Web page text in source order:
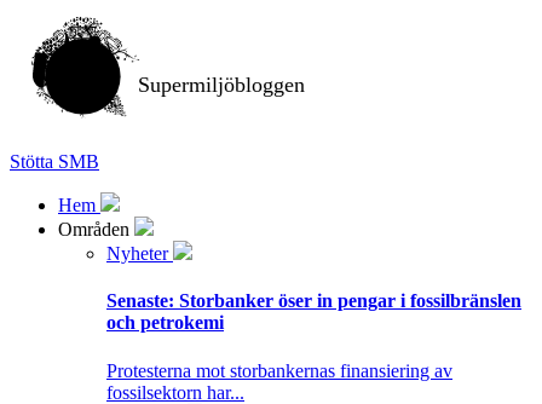
Supermiljöbloggen
Stötta SMB
Hem
Områden
Nyheter
Senaste: Storbanker öser in pengar i fossilbränslen
och petrokemi
Protesterna mot storbankernas finansiering av
fossilsektorn har...